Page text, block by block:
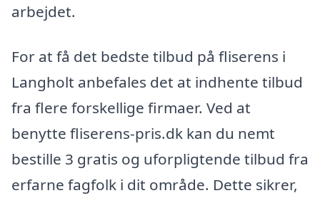
arbejdet.
For at få det bedste tilbud på fliserens i
Langholt anbefales det at indhente tilbud
fra flere forskellige firmaer. Ved at
benytte fliserens-pris.dk kan du nemt
bestille 3 gratis og uforpligtende tilbud fra
erfarne fagfolk i dit område. Dette sikrer,